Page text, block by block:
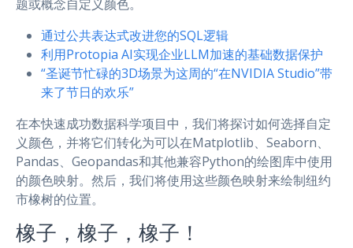
题或概念自定义颜色。
通过公共表达式改进您的SQL逻辑
利用Protopia AI实现企业LLM加速的基础数据保护
“圣诞节忙碌的3D场景为这周的“在NVIDIA Studio”带
来了节日的欢乐”
在本快速成功数据科学项目中，我们将探讨如何选择自定
义颜色，并将它们转化为可以在Matplotlib、Seaborn、
Pandas、Geopandas和其他兼容Python的绘图库中使用
的颜色映射。然后，我们将使用这些颜色映射来绘制纽约
市橡树的位置。
橡子，橡子，橡子！